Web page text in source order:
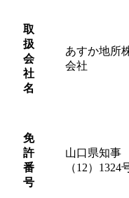
取
扱
会
社
名
あすか地所
会社
免
許
番
号
山口県知事
（12）1324